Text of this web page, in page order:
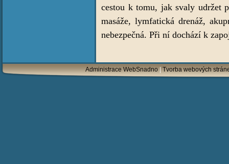
cestou k tomu, jak svaly udržet
masáže, lymfatická drenáž,
nebezpečná. Při ní dochází k
Administrace WebSnadno|Tvorba webových